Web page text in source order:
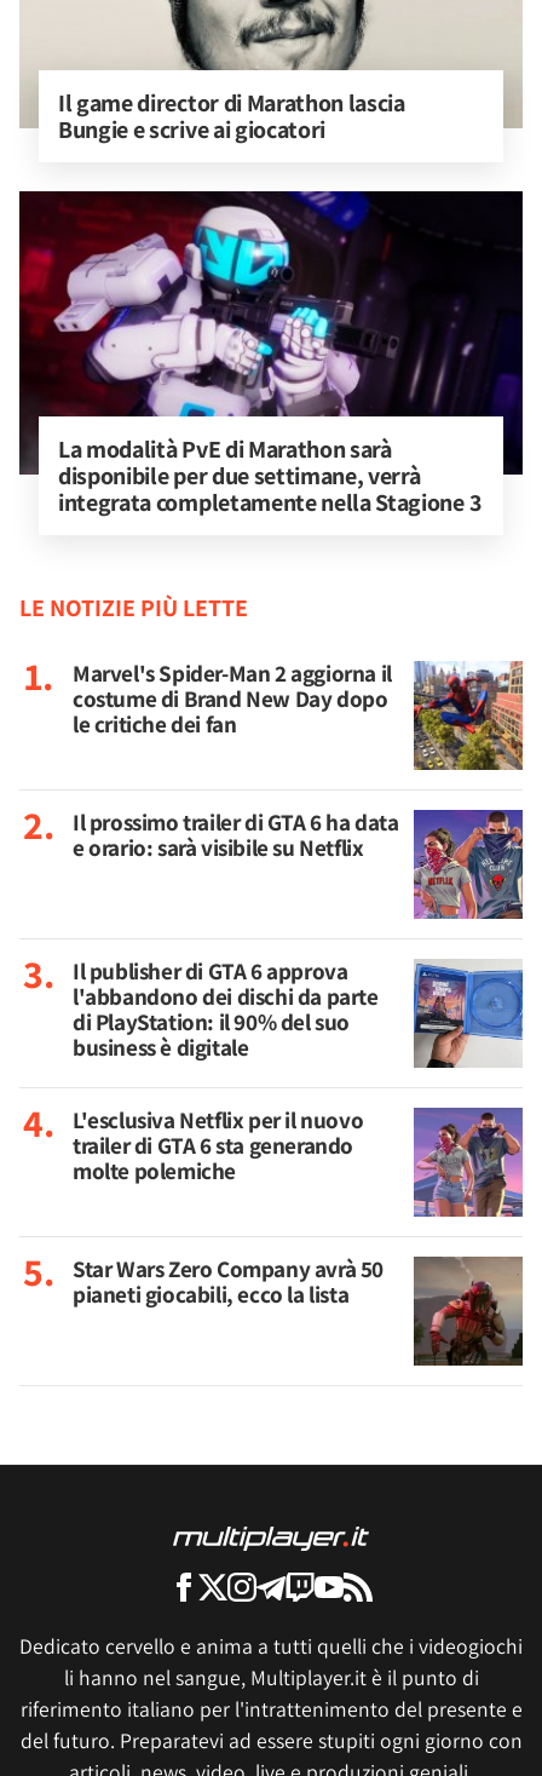
Il game director di Marathon lascia
Bungie e scrive ai giocatori
La modalità PvE di Marathon sarà
disponibile per due settimane, verrà
integrata completamente nella Stagione 3
LE NOTIZIE PIÙ LETTE
Marvel's Spider-Man 2 aggiorna il
costume di Brand New Day dopo
le critiche dei fan
Il prossimo trailer di GTA 6 ha data
e orario: sarà visibile su Netflix
Il publisher di GTA 6 approva
l'abbandono dei dischi da parte
di PlayStation: il 90% del suo
business è digitale
L'esclusiva Netflix per il nuovo
trailer di GTA 6 sta generando
molte polemiche
Star Wars Zero Company avrà 50
pianeti giocabili, ecco la lista
Dedicato cervello e anima a tutti quelli che i videogiochi
li hanno nel sangue, Multiplayer.it è il punto di
riferimento italiano per l'intrattenimento del presente e
del futuro. Preparatevi ad essere stupiti ogni giorno con